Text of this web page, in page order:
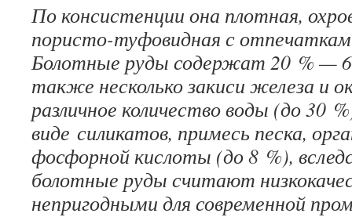
По консистенции она плотная,
пористо-туфовидная с
Болотные руды содержат 20 % —
также несколько закиси железа и
различное количество воды (до 30
виде силикатов, примесь песка,
фосфорной кислоты (до 8 %),
болотные руды считают
непригодными для современной